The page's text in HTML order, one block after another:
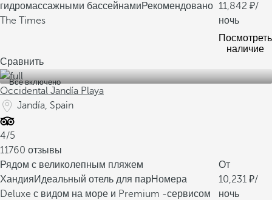
гидромассажными бассейнамиРекомендовано
The Times
11,842
/
ночь
Посмотреть
наличие
Сравнить
Все включено
Occidental Jandía Playa
Jandía, Spain
4/5
11760 отзывы
Рядом с великолепным пляжем
ХандияИдеальный отель для парНомера
Deluxe с видом на море и Premium -сервисом
От
10,231
/
ночь